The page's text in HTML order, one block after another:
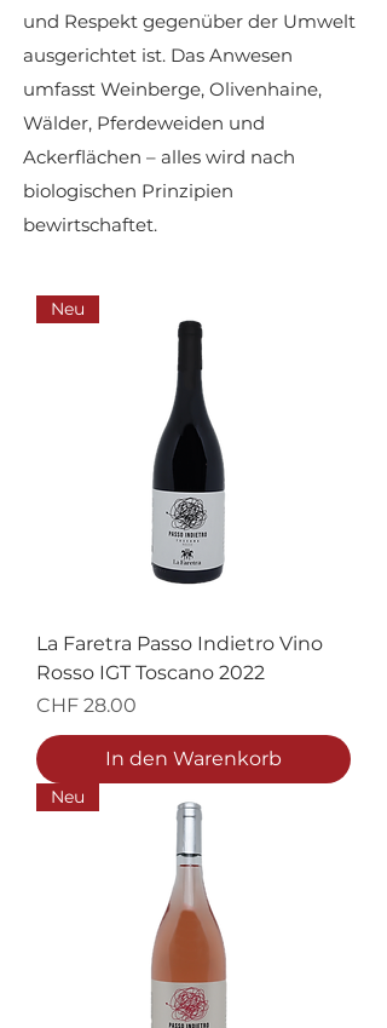
und Respekt gegenüber der Umwelt
ausgerichtet ist. Das Anwesen
umfasst Weinberge, Olivenhaine,
Wälder, Pferdeweiden und
Ackerflächen – alles wird nach
biologischen Prinzipien
bewirtschaftet.
Neu
La Faretra Passo Indietro Vino
Rosso IGT Toscano 2022
Preis
CHF 28.00
In den Warenkorb
Neu